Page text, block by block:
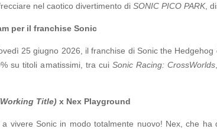
nel caotico divertimento di SONIC PICO PARK,
per il franchise Sonic
25 giugno 2026, il franchise di Sonic the
su titoli amatissimi, tra cui Sonic Racing: CrossWorlds
Title) x Nex Playground
a vivere Sonic in modo totalmente nuovo! Nex, che